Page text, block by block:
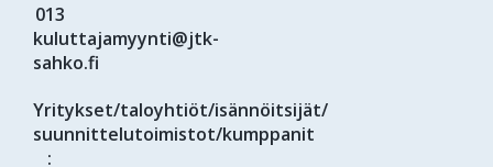
013
kuluttajamyynti@jtk-
sahko.fi
Yritykset/taloyhtiöt/isännöitsijät/
suunnittelutoimistot/kumppanit
: